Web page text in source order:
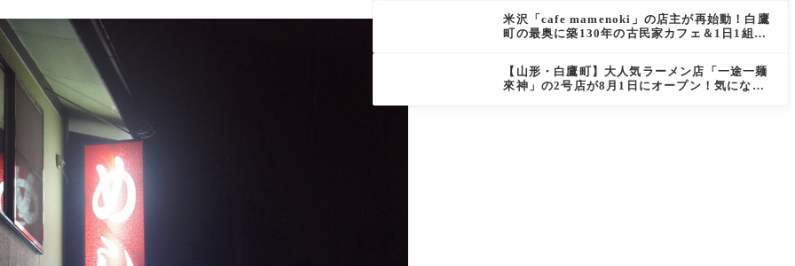
米沢「cafe mamenoki」の店主が再始動！白鷹
町の最奥に築130年の古民家カフェ＆1日1組限
【山形・白鷹町】大人気ラーメン店「一途一麺
來神」の2号店が8月1日にオープン！気になる